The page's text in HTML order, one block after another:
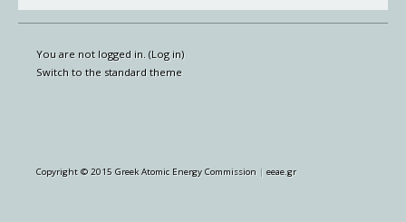
You are not logged in. (Log in)
Switch to the standard theme
Copyright © 2015 Greek Atomic Energy Commission | eeae.gr